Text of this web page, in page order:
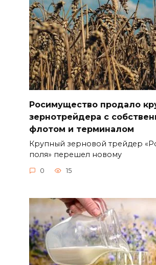
Росимущество продало
зернотрейдера с
флотом и терминалом
Крупный зерновой трейдер
поля» перешел новому
0 15